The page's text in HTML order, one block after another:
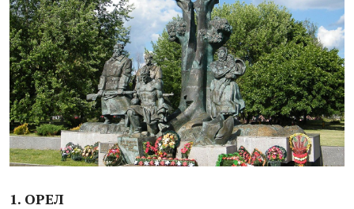
1. ОРЕЛ